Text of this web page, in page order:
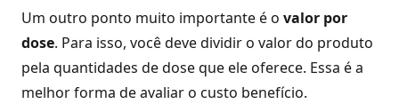
Um outro ponto muito importante é o valor por
dose. Para isso, você deve dividir o valor do produto
pela quantidades de dose que ele oferece. Essa é a
melhor forma de avaliar o custo benefício.